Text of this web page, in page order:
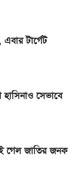
টার্গেট
সেভাবে
গেল জাতির জনক